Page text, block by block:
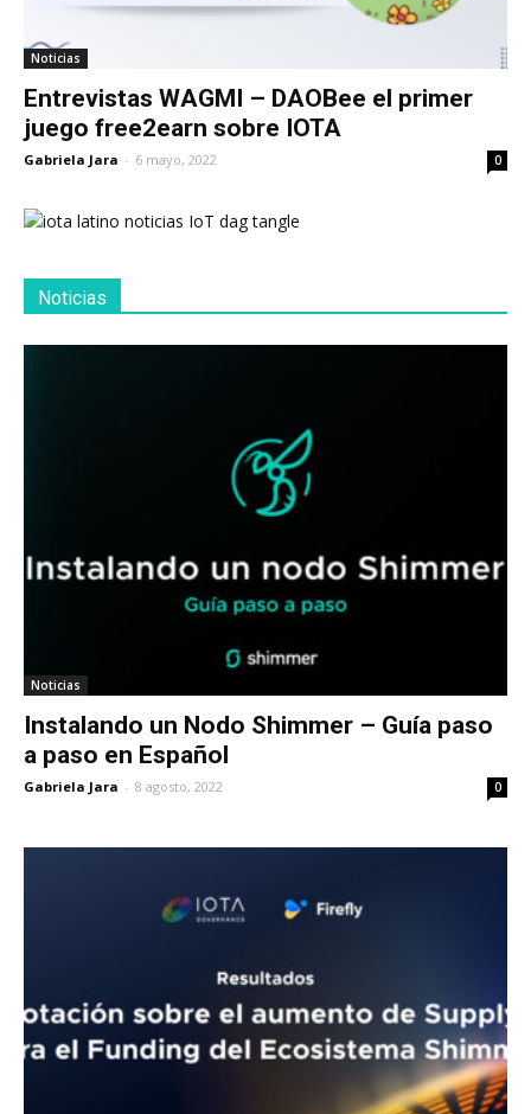
Noticias
Entrevistas WAGMI – DAOBee el primer
juego free2earn sobre IOTA
Gabriela Jara - 6 mayo, 2022 0
Noticias
Noticias
Instalando un Nodo Shimmer – Guía paso
a paso en Español
Gabriela Jara - 8 agosto, 2022 0